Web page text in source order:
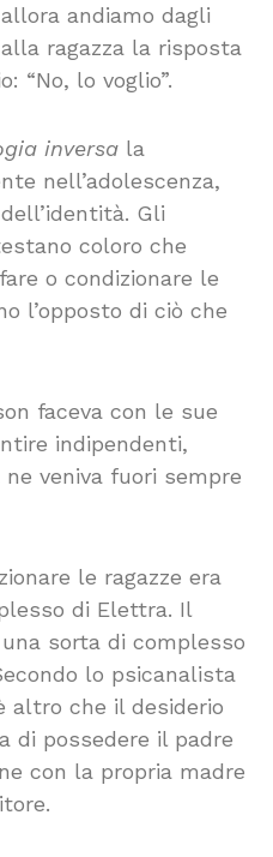
andiamo dagli
ragazza la risposta
“No, lo voglio”.
inversa la
nell’adolescenza,
Gli
coloro che
o condizionare le
l’opposto di ciò che
faceva con le sue
indipendenti,
veniva fuori sempre
le ragazze era
di Elettra. Il
sorta di complesso
lo psicanalista
altro che il desiderio
di possedere il padre
con la propria madre